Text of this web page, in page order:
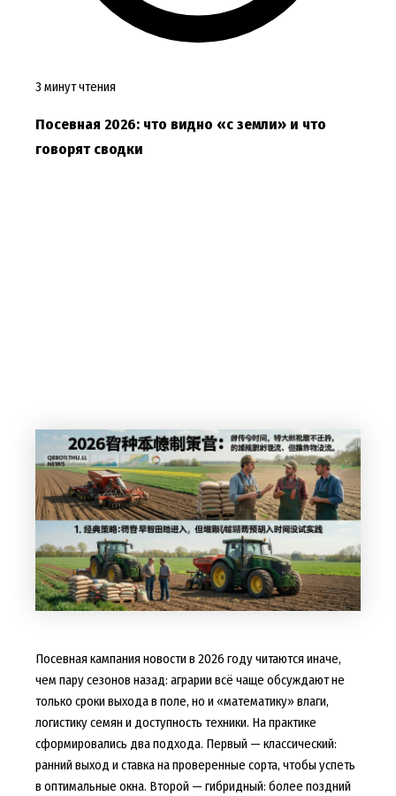
3 минут чтения
Посевная 2026: что видно «с земли» и что
говорят сводки
Посевная кампания новости в 2026 году читаются иначе,
чем пару сезонов назад: аграрии всё чаще обсуждают не
только сроки выхода в поле, но и «математику» влаги,
логистику семян и доступность техники. На практике
сформировались два подхода. Первый — классический:
ранний выход и ставка на проверенные сорта, чтобы успеть
в оптимальные окна. Второй — гибридный: более поздний